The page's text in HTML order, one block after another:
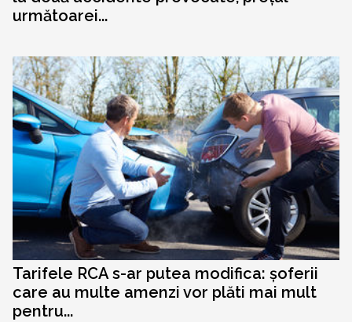
următoarei...
Tarifele RCA s-ar putea modifica: șoferii
care au multe amenzi vor plăti mai mult
pentru...